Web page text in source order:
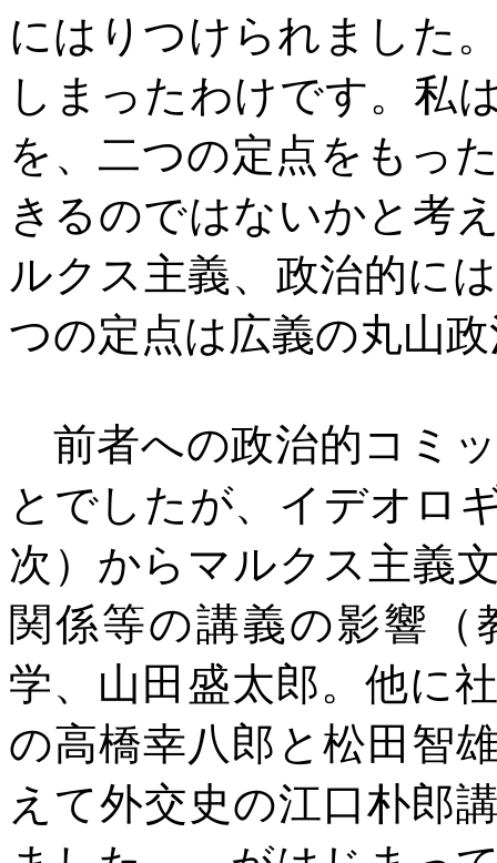
にはりつけられました
しまったわけです。私
を、二つの定点をもっ
きるのではないかと考
ルクス主義、政治的に
つの定点は広義の丸山
前者への政治的コミ
とでしたが、イデオロ
次）からマルクス主義
関係等の講義の影響（
学、山田盛太郎。他に
の高橋幸八郎と松田智
えて外交史の江口朴郎